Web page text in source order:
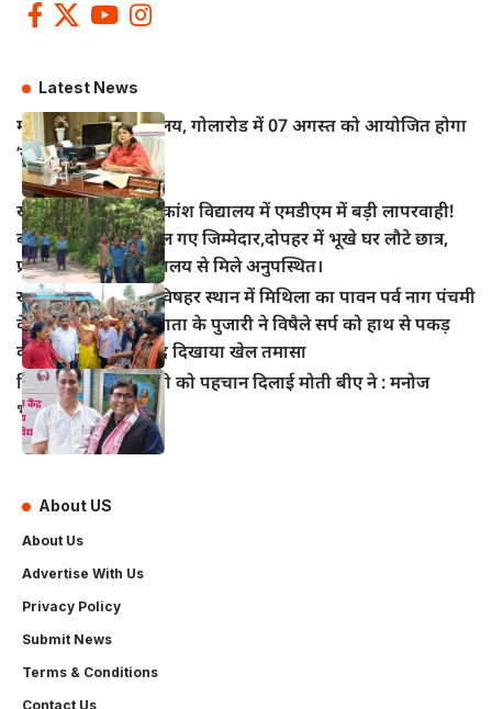
Latest News
महुआ के विद्युत कार्यालय, गोलारोड में 07 अगस्त को आयोजित होगा
‘सोलर मेला–2026’
खानपुर प्रखंड के अधिकांश विद्यालय में एमडीएम में बड़ी लापरवाही!
बच्चों का निवाला निगल गए जिम्मेदार,दोपहर में भूखे घर लौटे छात्र,
प्रधानाध्यापक भी विद्यालय से मिले अनुपस्थित।
खानपुर बाजार स्थित विषहर स्थान में मिथिला का पावन पर्व नाग पंचमी
के अवसर पर विषहर माता के पुजारी ने विषैले सर्प को हाथ से पकड़
कर पूजा अर्चना के बाद दिखाया खेल तमासा
हिंदी सिनेमा में भोजपुरी को पहचान दिलाई मोती बीए ने : मनोज
भावुक
About US
About Us
Advertise With Us
Privacy Policy
Submit News
Terms & Conditions
Contact Us